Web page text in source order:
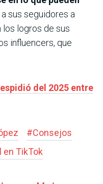
sus seguidores a
los logros de sus
influencers, que
del 2025 entre
#Consejos
en TikTok